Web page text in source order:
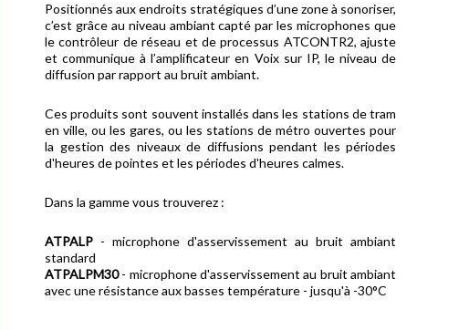
Positionnés aux endroits stratégiques d’une zone à sonoriser,
c’est grâce au niveau ambiant capté par les microphones que
le contrôleur de réseau et de processus ATCONTR2, ajuste
et communique à l’amplificateur en Voix sur IP, le niveau de
diffusion par rapport au bruit ambiant.
Ces produits sont souvent installés dans les stations de tram
en ville, ou les gares, ou les stations de métro ouvertes pour
la gestion des niveaux de diffusions pendant les périodes
d'heures de pointes et les périodes d'heures calmes.
Dans la gamme vous trouverez :
ATPALP - microphone d'asservissement au bruit ambiant
standard
ATPALPM30- microphone d'asservissement au bruit ambiant
avec une résistance aux basses température - jusqu'à -30°C